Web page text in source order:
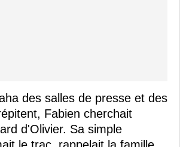
des salles de presse et des
Fabien cherchait
d'Olivier. Sa simple